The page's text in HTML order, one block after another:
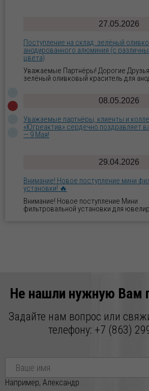
07.04.2026
Готовое решение для блестящего и
цинкования: оборудование и все
«под ключ»!
Готовое решение для блестящего
оборудование и все необходимые
04.02.2026
Внимание! Свежая партия
уже на складе! 🔥
Внимание! Свежая партия ЦИНКА
складе! 🔥
Уважаемые Партнёры! Дорогие
ПЧЕЛИННЫЙ по индивидуальным заказ
Не нашли нужную Вам
Задайте нам вопрос или
телефону: +7 (863)
Например, Александр